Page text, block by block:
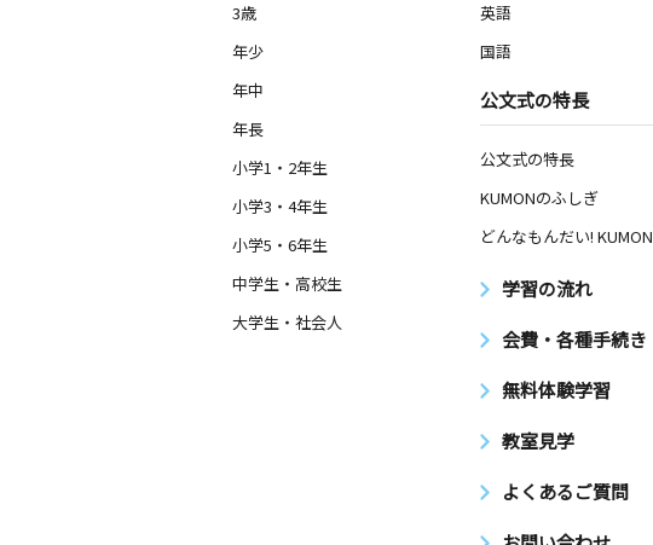
3歳
年少
年中
年長
小学1・2年生
小学3・4年生
小学5・6年生
中学生・高校生
大学生・社会人
英語
国語
公文式の特長
公文式の特長
KUMONのふしぎ
どんなもんだい! KUMON
学習の流れ
会費・各種手続き
無料体験学習
教室見学
よくあるご質問